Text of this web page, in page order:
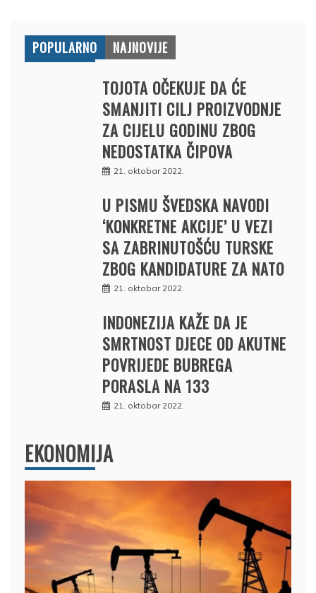
POPULARNO NAJNOVIJE
TOJOTA OČEKUJE DA ĆE
SMANJITI CILJ PROIZVODNJE
ZA CIJELU GODINU ZBOG
NEDOSTATKA ČIPOVA
21. oktobar 2022.
U PISMU ŠVEDSKA NAVODI
‘KONKRETNE AKCIJE’ U VEZI
SA ZABRINUTOŠĆU TURSKE
ZBOG KANDIDATURE ZA NATO
21. oktobar 2022.
INDONEZIJA KAŽE DA JE
SMRTNOST DJECE OD AKUTNE
POVRIJEDE BUBREGA
PORASLA NA 133
21. oktobar 2022.
EKONOMIJA